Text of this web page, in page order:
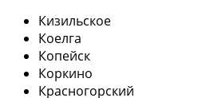
Кизильское
Коелга
Копейск
Коркино
Красногорский